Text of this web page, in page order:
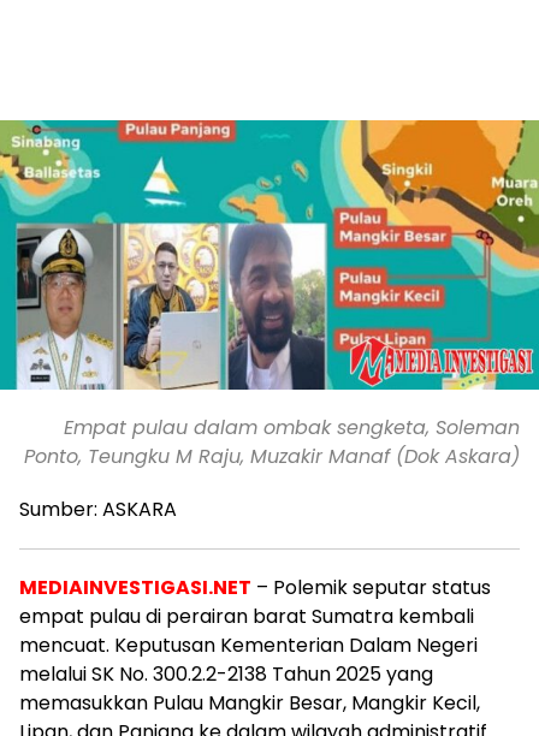
Empat pulau dalam ombak sengketa, Soleman
Ponto, Teungku M Raju, Muzakir Manaf (Dok Askara)
Sumber: ASKARA
MEDIAINVESTIGASI.NET – Polemik seputar status
empat pulau di perairan barat Sumatra kembali
mencuat. Keputusan Kementerian Dalam Negeri
melalui SK No. 300.2.2-2138 Tahun 2025 yang
memasukkan Pulau Mangkir Besar, Mangkir Kecil,